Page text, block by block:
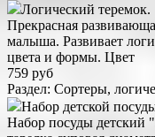
Логический теремок.
Прекрасная
малыша. Развивает
цвета и формы. Цвет
759 руб
Раздел: Сортеры,
Набор детской
Набор посуды детский